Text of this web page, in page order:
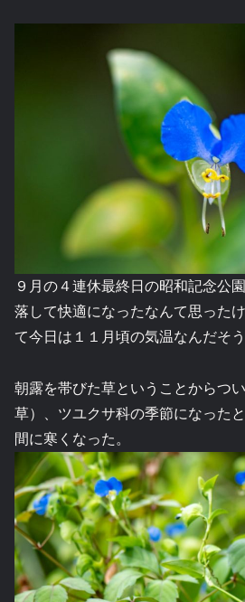
９月の４連休最終日の昭和記念公
落して快適になったなんて思った
て今日は１１月頃の気温なんだそう
朝露を帯びた草ということからつ
草）、ツユクサ科の季節になった
間に寒くなった。